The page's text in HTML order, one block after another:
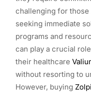
challenging for those
seeking immediate
programs and
can play a crucial
their healthcare
without resorting to
However, buying